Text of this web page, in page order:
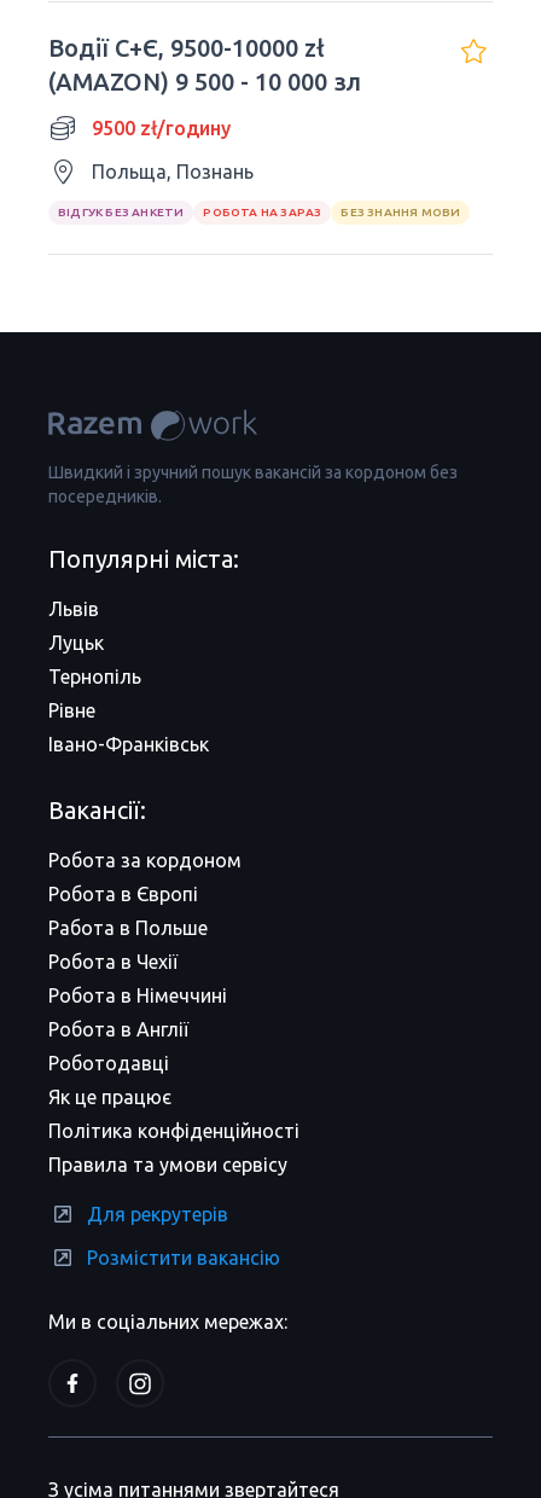
Водiї С+Є, 9500-10000 zł
(AMAZON) 9 500 - 10 000 зл
9500 zł/годину
Польща, Познань
ВІДГУК БЕЗ АНКЕТИ РОБОТА НА ЗАРАЗ БЕЗ ЗНАННЯ МОВИ
Швидкий і зручний пошук вакансій за кордоном без
посередників.
Ми в соціальних мережах:
Популярні міста:
Львів
Луцьк
Тернопіль
Рівне
Івано-Франківськ
Вакансії:
Робота за кордоном
Робота в Європі
Работа в Польше
Робота в Чехії
Робота в Німеччині
Робота в Англії
Роботодавці
Як це працює
Політика конфіденційності
Правила та умови сервісу
Для рекрутерів
Розмістити вакансію
З усіма питаннями звертайтеся